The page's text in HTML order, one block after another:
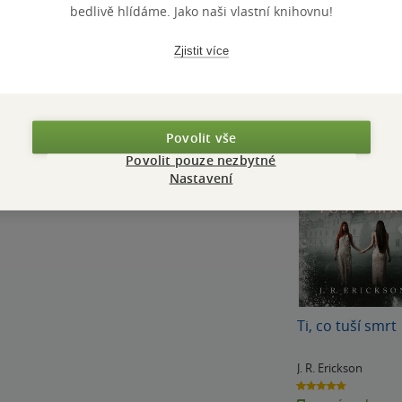
ve státě Michigan a vyrůstala v
na čtyřicetiakrové pseudofarmě.
nic, co by stálo za zmínku, chovali jen
Ti, co tuší smrt
J. R. Erickson
4.8
z
bedlivě hlídáme. Jako naši vlastní knihovnu!
Zjistit více
Povolit vše
Povolit pouze nezbytné
Nastavení